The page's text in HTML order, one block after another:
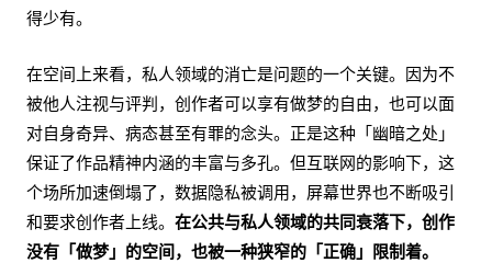
得少有。
在空间上来看，私人领域的消亡是问题的一个关键。因为不
被他人注视与评判，创作者可以享有做梦的自由，也可以面
对自身奇异、病态甚至有罪的念头。正是这种「幽暗之处」
保证了作品精神内涵的丰富与多孔。但互联网的影响下，这
个场所加速倒塌了，数据隐私被调用，屏幕世界也不断吸引
和要求创作者上线。 在公共与私人领域的共同衰落下，创作
没有「做梦」的空间，也被一种狭窄的「正确」限制着。